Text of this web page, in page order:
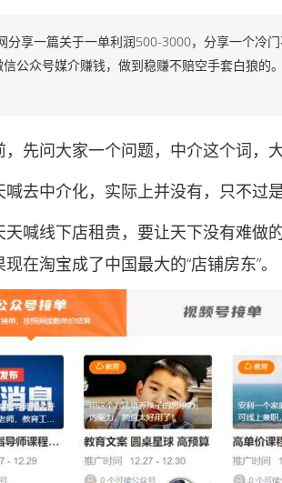
分享一篇关于一单利润500-3000，分享一个冷
公众号媒介赚钱，做到稳赚不赔空手套白狼的。
问大家一个问题，中介这个词，大
中介化，实际上并没有，只不过是
线下店租贵，要让天下没有难做
在淘宝成了中国最大的“店铺房东”。